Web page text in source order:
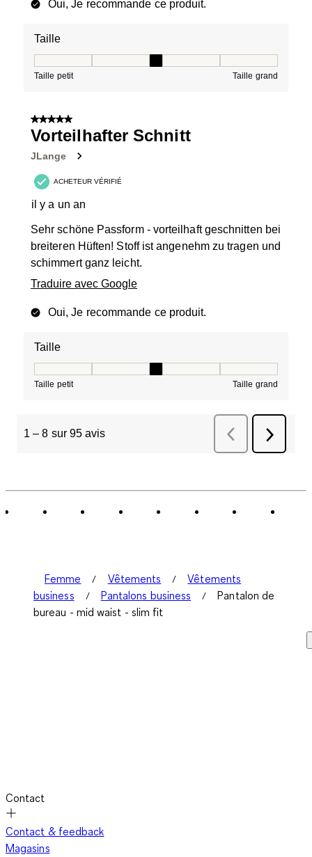
Oui, Je recommande ce produit.
Taille
Taille petit Taille grand
5 sur 5 étoiles.
Vorteilhafter Schnitt
JLange
ACHETEUR VÉRIFIÉ
il y a un an
Sehr schöne Passform - vorteilhaft geschnitten bei
breiteren Hüften! Stoff ist angenehm zu tragen und
schimmert ganz leicht.
Traduire avec Google
Oui, Je recommande ce produit.
Taille
Taille petit Taille grand
1 – 8 sur 95 avis Précédentavis
Suivant
avis
Femme Vêtements
Vêtements
business
Pantalons business
Pantalon de
bureau - mid waist - slim fit
Contact
Contact & feedback
Magasins